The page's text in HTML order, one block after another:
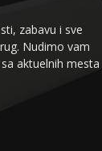
zabavu i sve
Nudimo vam
aktuelnih mesta